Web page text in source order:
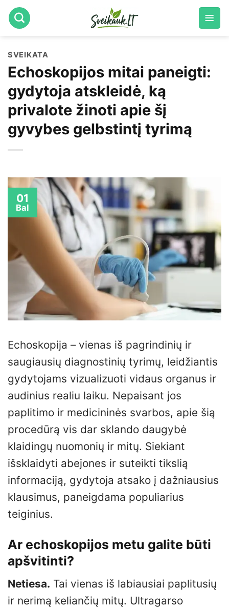
Skip
to
SVEIKATA
Echoskopijos mitai paneigti:
gydytoja atskleidė, ką
privalote žinoti apie šį
gyvybes gelbstintį tyrimą
01
Bal
Echoskopija – vienas iš pagrindinių ir
saugiausių diagnostinių tyrimų, leidžiantis
gydytojams vizualizuoti vidaus organus ir
audinius realiu laiku. Nepaisant jos
paplitimo ir medicininės svarbos, apie šią
procedūrą vis dar sklando daugybė
klaidingų nuomonių ir mitų. Siekiant
išsklaidyti abejones ir suteikti tikslią
informaciją, gydytoja atsako į dažniausius
klausimus, paneigdama populiarius
teiginius.
Ar echoskopijos metu galite būti
apšvitinti?
Netiesa. Tai vienas iš labiausiai paplitusių
ir nerimą keliančių mitų. Ultragarso